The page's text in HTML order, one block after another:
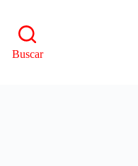
Buscar